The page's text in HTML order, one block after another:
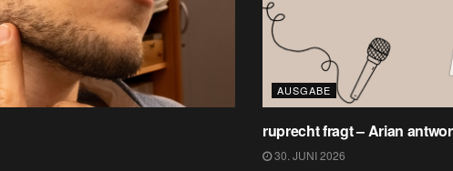
AUSGABE
ruprecht fragt – Arian
30. JUNI 2026